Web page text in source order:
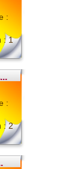
:
: 1
:
: 2